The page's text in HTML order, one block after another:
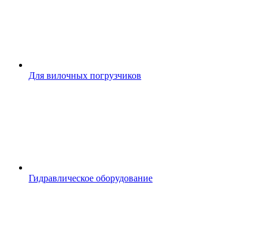
Для вилочных погрузчиков
Гидравлическое оборудование